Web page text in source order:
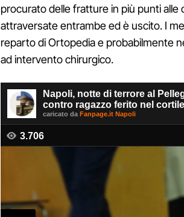
procurato delle fratture in più punti alle
attraversate entrambe ed è uscito. I
reparto di Ortopedia e probabilmente
ad intervento chirurgico.